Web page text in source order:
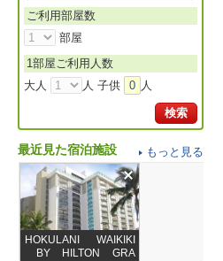
ご利用部屋数
部屋
1部屋ご利用人数
大人
人 子供 0 人
検索
最近見た宿泊施設 もっと見る
HOKULANI WAIKIKI
BY HILTON GRA